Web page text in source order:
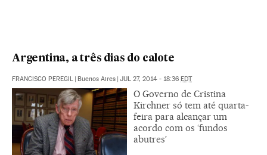
Argentina, a três dias do calote
FRANCISCO PEREGIL | Buenos Aires | JUL 27, 2014 - 18:36 EDT
O Governo de Cristina
Kirchner só tem até quarta-
feira para alcançar um
acordo com os ‘fundos
abutres’